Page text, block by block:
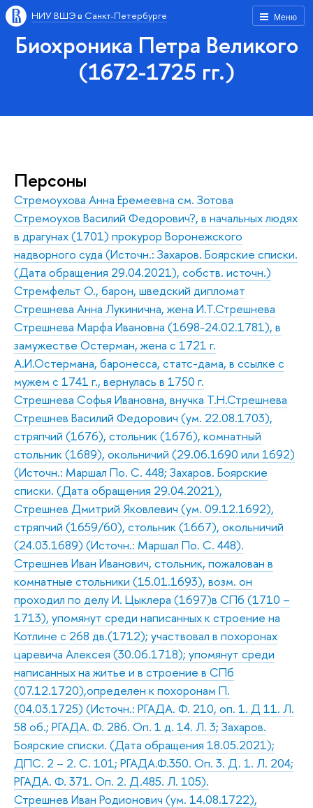
Меню
НИУ ВШЭ в Санкт-Петербурге
Биохроника Петра Великого
(1672-1725 гг.)
Персоны
Стремоухова Анна Еремеевна см. Зотова
Стремоухов Василий Федорович?, в начальных людях
в драгунах (1701) прокурор Воронежского
надворного суда (Источн.: Захаров. Боярские списки.
(Дата обращения 29.04.2021), собств. источн.)
Стремфельт О., барон, шведский дипломат
Стрешнева Анна Лукинична, жена И.Т.Стрешнева
Стрешнева Марфа Ивановна (1698-24.02.1781), в
замужестве Остерман, жена с 1721 г.
А.И.Остермана, баронесса, статс-дама, в ссылке с
мужем с 1741 г., вернулась в 1750 г.
Стрешнева Софья Ивановна, внучка Т.Н.Стрешнева
Стрешнев Василий Федорович (ум. 22.08.1703),
стряпчий (1676), стольник (1676), комнатный
стольник (1689), окольничий (29.06.1690 или 1692)
(Источн.: Маршал По. С. 448; Захаров. Боярские
списки. (Дата обращения 29.04.2021),
Стрешнев Дмитрий Яковлевич (ум. 09.12.1692),
стряпчий (1659/60), стольник (1667), окольничий
(24.03.1689) (Источн.: Маршал По. С. 448).
Стрешнев Иван Иванович, стольник, пожалован в
комнатные стольники (15.01.1693), возм. он
проходил по делу И. Цыклера (1697)в СПб (1710 –
1713), упомянут среди написанных к строение на
Котлине с 268 дв.(1712); участвовал в похоронах
царевича Алексея (30.06.1718); упомянут среди
написанных на житье и в строение в СПб
(07.12.1720),определен к похоронам П.
(04.03.1725) (Источн.: РГАДА. Ф. 210, оп. 1. Д 11. Л.
58 об.; РГАДА. Ф. 286. Оп. 1 д. 14. Л. 3; Захаров.
Боярские списки. (Дата обращения 18.05.2021);
ДПС. 2 – 2. С. 101; РГАДА.Ф.350. Оп. 3. Д. 1. Л. 204;
РГАДА. Ф. 371. Оп. 2. Д.485. Л. 105).
Стрешнев Иван Родионович (ум. 14.08.1722),